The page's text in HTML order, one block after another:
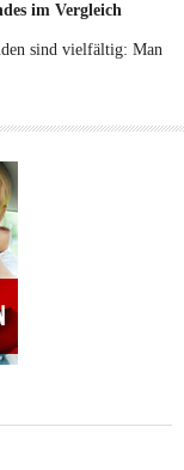
im Vergleich
sind vielfältig: Man